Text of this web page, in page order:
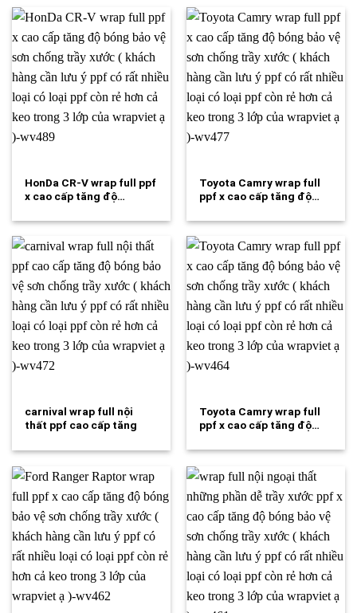
HonDa CR-V wrap full ppf
x cao cấp tăng độ…
Toyota Camry wrap full
ppf x cao cấp tăng độ…
carnival wrap full nội
thất ppf cao cấp tăng
Toyota Camry wrap full
ppf x cao cấp tăng độ…